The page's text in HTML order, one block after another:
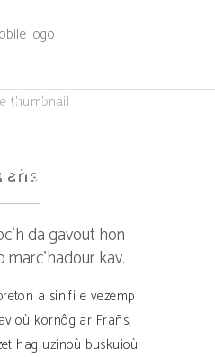
kavout
?
da gavout hon
kav.
a sinifi e vezemp
kornôg ar Frañs,
hag uzinoù buskuioù